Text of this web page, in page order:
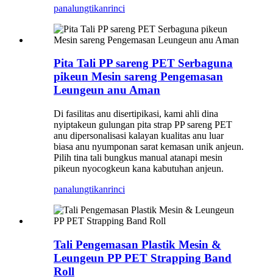
panalungtikanrinci
Pita Tali PP sareng PET Serbaguna
pikeun Mesin sareng Pengemasan
Leungeun anu Aman
Di fasilitas anu disertipikasi, kami ahli dina
nyiptakeun gulungan pita strap PP sareng PET
anu dipersonalisasi kalayan kualitas anu luar
biasa anu nyumponan sarat kemasan unik anjeun.
Pilih tina tali bungkus manual atanapi mesin
pikeun nyocogkeun kana kabutuhan anjeun.
panalungtikanrinci
Tali Pengemasan Plastik Mesin &
Leungeun PP PET Strapping Band
Roll